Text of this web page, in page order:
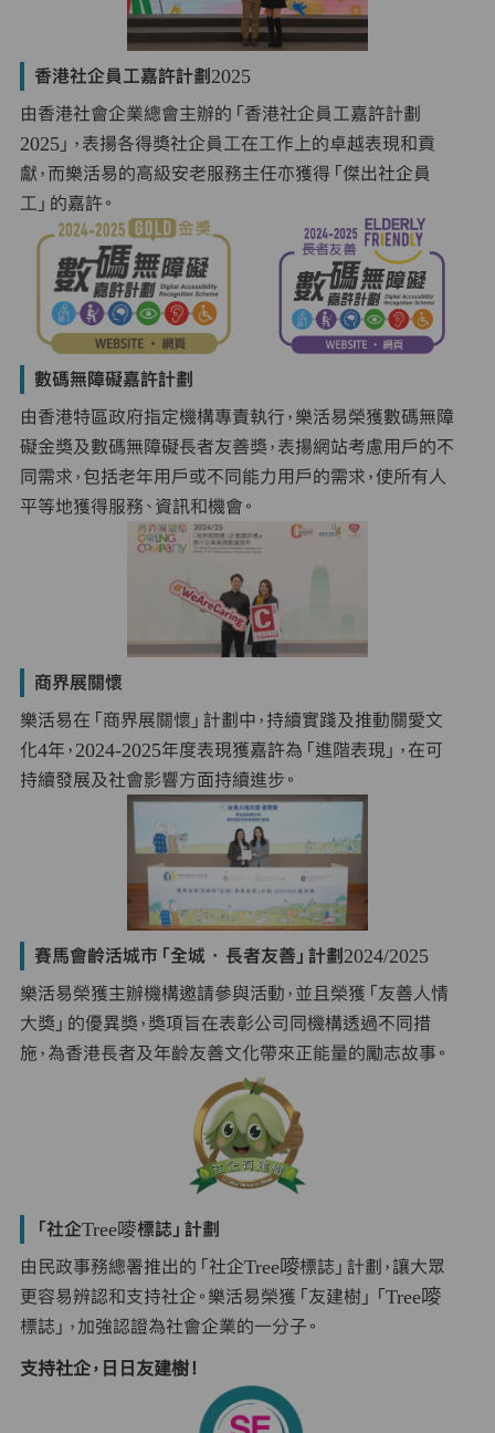
香港社企員工嘉許計劃2025
由香港社會企業總會主辦的「香港社企員工嘉許計劃
2025」，表揚各得獎社企員工在工作上的卓越表現和貢
獻，而樂活易的高級安老服務主任亦獲得「傑出社企員
工」的嘉許。
數碼無障礙嘉許計劃
由香港特區政府指定機構專責執行，樂活易榮獲數碼無障
礙金獎及數碼無障礙長者友善獎，表揚網站考慮用戶的不
同需求，包括老年用戶或不同能力用戶的需求，使所有人
平等地獲得服務、資訊和機會。
商界展關懷
樂活易在「商界展關懷」計劃中，持續實踐及推動關愛文
化4年，2024-2025年度表現獲嘉許為「進階表現」，在可
持續發展及社會影響方面持續進步。
賽馬會齡活城市「全城．長者友善」計劃2024/2025
樂活易榮獲主辦機構邀請參與活動，並且榮獲「友善人情
大獎」的優異獎，獎項旨在表彰公司同機構透過不同措
施，為香港長者及年齡友善文化帶來正能量的勵志故事。
「社企Tree嘜標誌」計劃
由民政事務總署推出的「社企Tree嘜標誌」計劃，讓大眾
更容易辨認和支持社企。樂活易榮獲「友建樹」「Tree嘜
標誌」，加強認證為社會企業的一分子。
支持社企，日日友建樹！